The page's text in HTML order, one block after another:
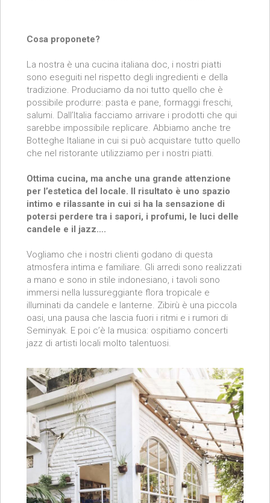
Cosa proponete?
La nostra è una cucina italiana doc, i nostri piatti
sono eseguiti nel rispetto degli ingredienti e della
tradizione. Produciamo da noi tutto quello che è
possibile produrre: pasta e pane, formaggi freschi,
salumi. Dall’Italia facciamo arrivare i prodotti che qui
sarebbe impossibile replicare. Abbiamo anche tre
Botteghe Italiane in cui si può acquistare tutto quello
che nel ristorante utilizziamo per i nostri piatti.
Ottima cucina, ma anche una grande attenzione
per l’estetica del locale. Il risultato è uno spazio
intimo e rilassante in cui si ha la sensazione di
potersi perdere tra i sapori, i profumi, le luci delle
candele e il jazz….
Vogliamo che i nostri clienti godano di questa
atmosfera intima e familiare. Gli arredi sono realizzati
a mano e sono in stile indonesiano, i tavoli sono
immersi nella lussureggiante flora tropicale e
illuminati da candele e lanterne. Zibirù è una piccola
oasi, una pausa che lascia fuori i ritmi e i rumori di
Seminyak. E poi c’è la musica: ospitiamo concerti
jazz di artisti locali molto talentuosi.